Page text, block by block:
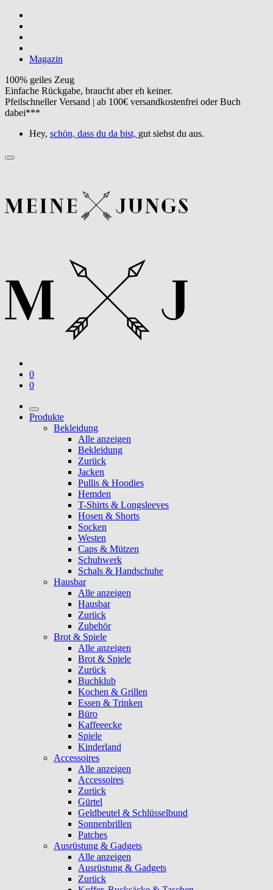
Magazin
100% geiles Zeug
Einfache Rückgabe, braucht aber eh keiner.
Pfeilschneller Versand | ab 100€ versandkostenfrei oder Buch
dabei***
Hey, schön, dass du da bist, gut siehst du aus.
0
0
Produkte
Bekleidung
Alle anzeigen
Bekleidung
Zurück
Jacken
Pullis & Hoodies
Hemden
T-Shirts & Longsleeves
Hosen & Shorts
Socken
Westen
Caps & Mützen
Schuhwerk
Schals & Handschuhe
Hausbar
Alle anzeigen
Hausbar
Zurück
Zubehör
Brot & Spiele
Alle anzeigen
Brot & Spiele
Zurück
Buchklub
Kochen & Grillen
Essen & Trinken
Büro
Kaffeeecke
Spiele
Kinderland
Accessoires
Alle anzeigen
Accessoires
Zurück
Gürtel
Geldbeutel & Schlüsselbund
Sonnenbrillen
Patches
Ausrüstung & Gadgets
Alle anzeigen
Ausrüstung & Gadgets
Zurück